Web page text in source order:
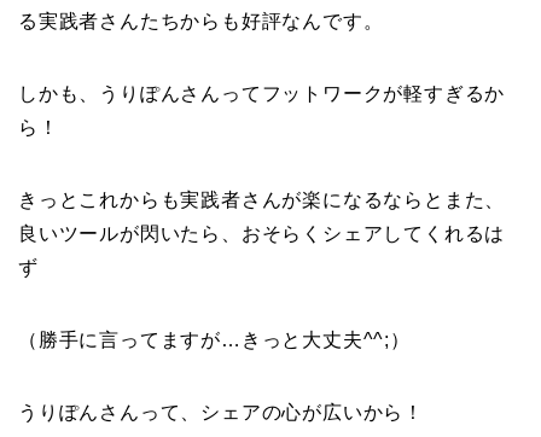
る実践者さんたちからも好評なんです。
しかも、うりぽんさんってフットワークが軽すぎるか
ら！
きっとこれからも実践者さんが楽になるならとまた、
良いツールが閃いたら、おそらくシェアしてくれるは
ず
（勝手に言ってますが…きっと大丈夫^^;）
うりぽんさんって、シェアの心が広いから！